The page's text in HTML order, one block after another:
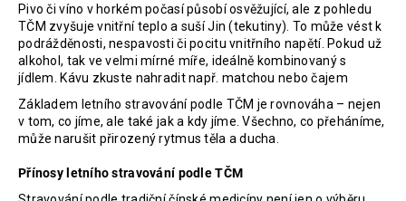
Pivo či víno v horkém počasí působí osvěžující, ale z pohledu
TČM zvyšuje vnitřní teplo a suší Jin (tekutiny). To může vést k
podrážděnosti, nespavosti či pocitu vnitřního napětí. Pokud už
alkohol, tak ve velmi mírné míře, ideálně kombinovaný s
jídlem. Kávu zkuste nahradit např. matchou nebo čajem
Základem letního stravování podle TČM je rovnováha – nejen
v tom, co jíme, ale také jak a kdy jíme. Všechno, co přeháníme,
může narušit přirozený rytmus těla a ducha.
Přínosy letního stravování podle TČM